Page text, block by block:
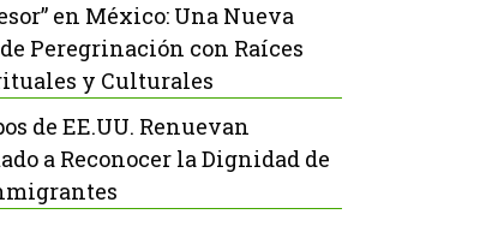
en México: Una Nueva
Peregrinación con Raíces
y Culturales
de EE.UU. Renuevan
a Reconocer la Dignidad de